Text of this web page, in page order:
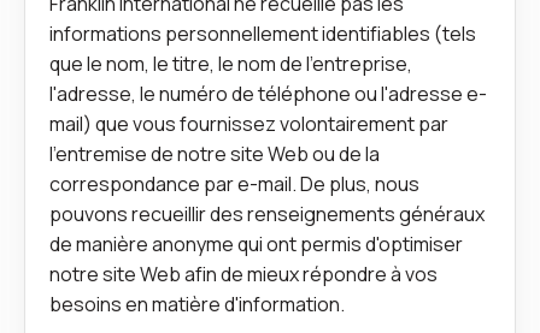
informations personnellement identifiables (tels
que le nom, le titre, le nom de l'entreprise,
l'adresse, le numéro de téléphone ou l'adresse e-
mail) que vous fournissez volontairement par
l'entremise de notre site Web ou de la
correspondance par e-mail. De plus, nous
pouvons recueillir des renseignements généraux
de manière anonyme qui ont permis d'optimiser
notre site Web afin de mieux répondre à vos
besoins en matière d'information.